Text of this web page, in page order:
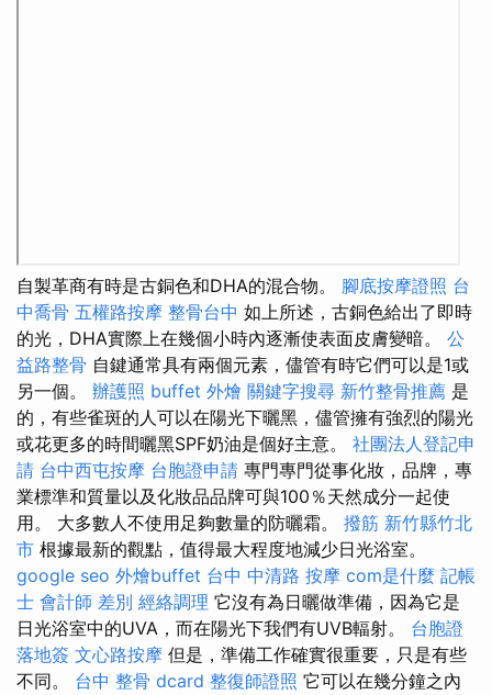
自製革商有時是古銅色和DHA的混合物。 腳底按摩證照 台
中喬骨 五權路按摩 整骨台中 如上所述，古銅色給出了即時
的光，DHA實際上在幾個小時內逐漸使表面皮膚變暗。 公
益路整骨 自鍵通常具有兩個元素，儘管有時它們可​​以是1或
另一個。 辦護照 buffet 外燴 關鍵字搜尋 新竹整骨推薦 是
的，有些雀斑的人可以在陽光下曬黑，儘管擁有強烈的陽光
或花更多的時間曬黑SPF奶油是個好主意。 社團法人登記申
請 台中西屯按摩 台胞證申請 專門專門從事化妝，品牌，專
業標準和質量以及化妝品品牌可與100％天然成分一起使
用。 大多數人不使用足夠數量的防曬霜。 撥筋 新竹縣竹北
市 根據最新的觀點，值得最大程度地減少日光浴室。
google seo 外燴buffet 台中 中清路 按摩 com是什麼 記帳
士 會計師 差別 經絡調理 它沒有為日曬做準備，因為它是
日光浴室中的UVA，而在陽光下我們有UVB輻射。 台胞證
落地簽 文心路按摩 但是，準備工作確實很重要，只是有些
不同。 台中 整骨 dcard 整復師證照 它可以在幾分鐘之內